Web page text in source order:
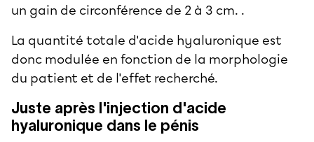
un gain de circonférence de 2 à 3 cm. .
La quantité totale d'acide hyaluronique est
donc modulée en fonction de la morphologie
du patient et de l'effet recherché.
Juste après l'injection d'acide
hyaluronique dans le pénis